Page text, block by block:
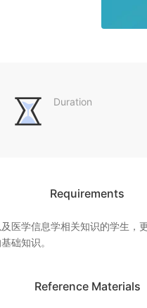
Duration
Requirements
医学信息学相关知识的学生，
础知识。
Reference Materials